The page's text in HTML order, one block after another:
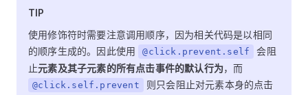
TIP
使用修饰符时需要注意调用顺序，因为相关代码是以相同
的顺序生成的。因此使用
@click.prevent.self
会阻
止元素及其子元素的所有点击事件的默认行为，而
@click.self.prevent
则只会阻止对元素本身的点击